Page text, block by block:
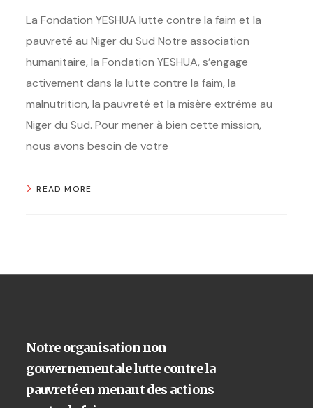
La Fondation YESHUA lutte contre la faim et la
pauvreté au Niger du Sud Notre association
humanitaire, la Fondation YESHUA, s’engage
activement dans la lutte contre la faim, la
malnutrition, la pauvreté et la misère extrême au
Niger du Sud. Pour mener à bien cette mission,
nous avons besoin de votre
READ MORE
Notre organisation non
gouvernementale lutte contre la
pauvreté en menant des actions